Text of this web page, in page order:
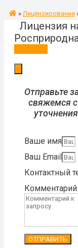
» Лицензирование
Лицензия
Отправьте
свяжемся
Ваше имя
Ваш Email
Контактный
Комментарий
ОТПРАВИТЬ